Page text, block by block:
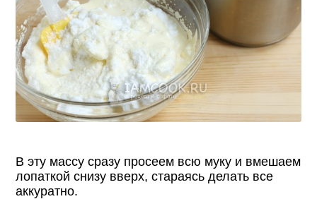
В эту массу сразу просеем всю муку и вмешаем
лопаткой снизу вверх, стараясь делать все
аккуратно.